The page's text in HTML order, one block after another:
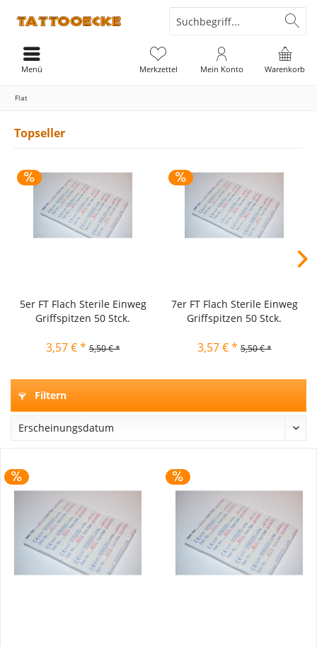
Warenkorb
Merkzettel Mein Konto
Menü
Flat
Topseller
5er FT Flach Sterile Einweg
Griffspitzen 50 Stck.
3,57 € * 5,50 € *
7er FT Flach Sterile Einweg
Griffspitzen 50 Stck.
3,57 € * 5,50 € *
Filtern